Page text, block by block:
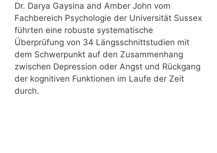
Dr. Darya Gaysina and Amber John vom
Fachbereich Psychologie der Universität Sussex
führten eine robuste systematische
Überprüfung von 34 Längsschnittstudien mit
dem Schwerpunkt auf den Zusammenhang
zwischen Depression oder Angst und Rückgang
der kognitiven Funktionen im Laufe der Zeit
durch.